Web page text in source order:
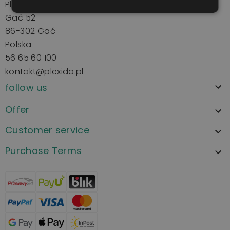
Plexido.pl
Gać 52
86-302 Gać
Polska
56 65 60 100
kontakt@plexido.pl
follow us 
Offer 
Customer service 
Purchase Terms 